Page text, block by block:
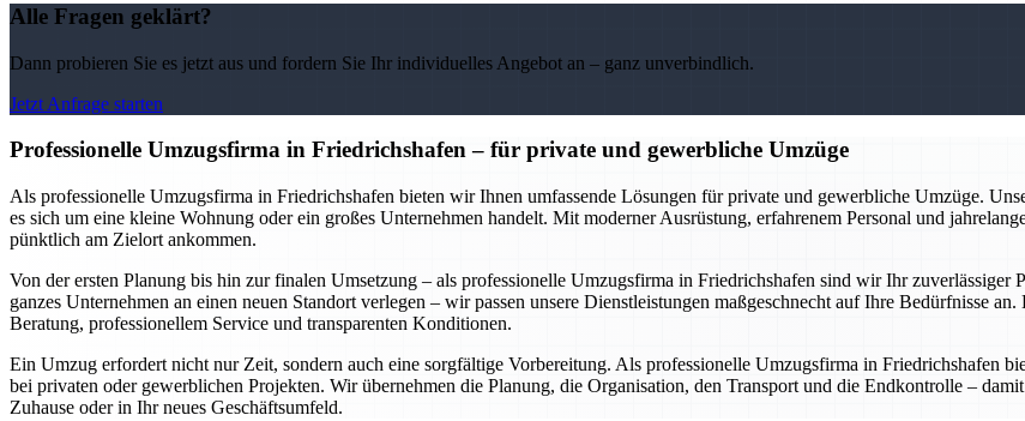
Alle Fragen geklärt?
Dann probieren Sie es jetzt aus und fordern Sie Ihr individuelles Angebot an – ganz unverbindlich.
Jetzt Anfrage starten
Professionelle Umzugsfirma in Friedrichshafen – für private und gewerbliche Umzüge
Als professionelle Umzugsfirma in Friedrichshafen bieten wir Ihnen umfassende Lösungen für private und gewerbliche Umzüge.
es sich um eine kleine Wohnung oder ein großes Unternehmen handelt. Mit moderner Ausrüstung, erfahrenem Personal und
pünktlich am Zielort ankommen.
Von der ersten Planung bis hin zur finalen Umsetzung – als professionelle Umzugsfirma in Friedrichshafen sind wir Ihr zuverlässiger
ganzes Unternehmen an einen neuen Standort verlegen – wir passen unsere Dienstleistungen maßgeschnecht auf Ihre Bedürfnisse
Beratung, professionellem Service und transparenten Konditionen.
Ein Umzug erfordert nicht nur Zeit, sondern auch eine sorgfältige Vorbereitung. Als professionelle Umzugsfirma in Friedrichshafen
bei privaten oder gewerblichen Projekten. Wir übernehmen die Planung, die Organisation, den Transport und die Endkontrolle –
Zuhause oder in Ihr neues Geschäftsumfeld.